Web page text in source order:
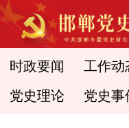
时政要闻 工作动
党史理论 党史事